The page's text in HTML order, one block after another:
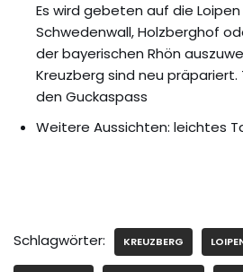
Es wird gebeten auf die
Schwedenwall, Holzberghof
der bayerischen Rhön
Kreuzberg sind neu präpariert.
den Guckaspass
Weitere Aussichten: leichtes
Schlagwörter: KREUZBERG